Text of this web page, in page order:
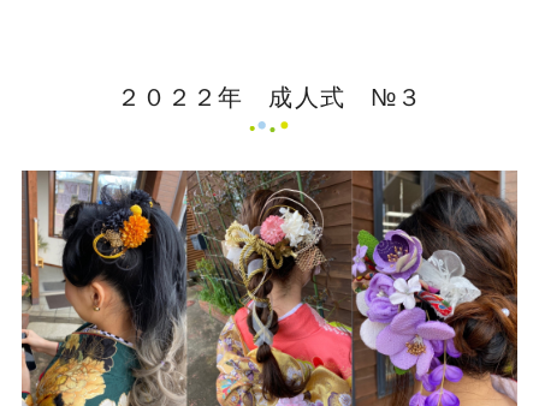
２０２２年 成人式 №３